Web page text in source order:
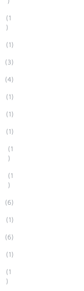
(1
)
(1)
(3)
(4)
(1)
(1)
(1)
(1
)
(1
)
(6)
(1)
(6)
(1)
(1
)